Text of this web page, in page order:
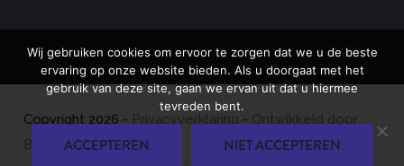
Copyright 2026 - Privacyverklaring - Ontwikkeld door
Best4u Group B.V.
Wij gebruiken cookies om ervoor te zorgen dat we u de beste
ervaring op onze website bieden. Als u doorgaat met het
gebruik van deze site, gaan we ervan uit dat u hiermee
tevreden bent.
ACCEPTEREN NIET ACCEPTEREN